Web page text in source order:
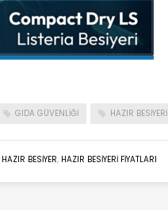
GIDA GÜVENLIĞI HAZIR BESIYERI
HAZIR BESIYER, HAZIR BESIYERI FIYATLARI